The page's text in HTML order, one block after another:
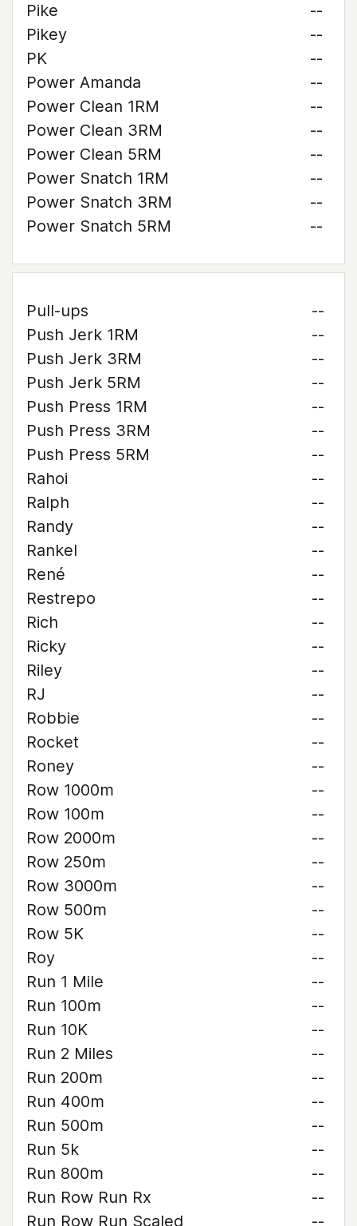
Pike
--
Pikey
--
PK
--
Power Amanda
--
Power Clean 1RM
--
Power Clean 3RM
--
Power Clean 5RM
--
Power Snatch 1RM
--
Power Snatch 3RM
--
Power Snatch 5RM
--
Pull-ups
--
Push Jerk 1RM
--
Push Jerk 3RM
--
Push Jerk 5RM
--
Push Press 1RM
--
Push Press 3RM
--
Push Press 5RM
--
Rahoi
--
Ralph
--
Randy
--
Rankel
--
René
--
Restrepo
--
Rich
--
Ricky
--
Riley
--
RJ
--
Robbie
--
Rocket
--
Roney
--
Row 1000m
--
Row 100m
--
Row 2000m
--
Row 250m
--
Row 3000m
--
Row 500m
--
Row 5K
--
Roy
--
Run 1 Mile
--
Run 100m
--
Run 10K
--
Run 2 Miles
--
Run 200m
--
Run 400m
--
Run 500m
--
Run 5k
--
Run 800m
--
Run Row Run Rx
--
Run Row Run Scaled
--